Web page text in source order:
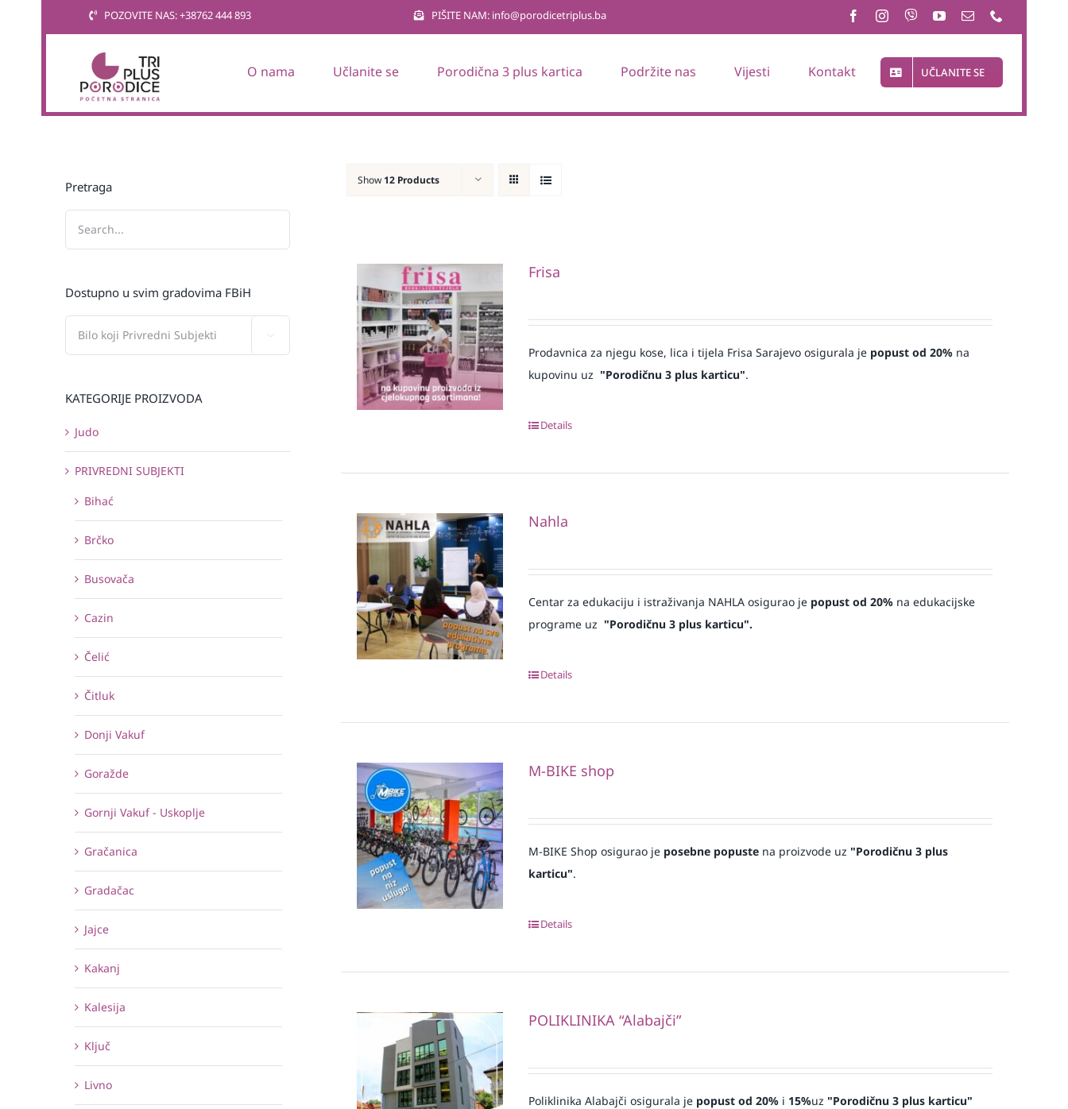
POZOVITE NAS: +38762 444 893 PIŠITE NAM: info@porodicetriplus.ba
O nama Učlanite se Porodična 3 plus kartica Podržite nas Vijesti Kontakt UČLANITE SE
Show 12 Products
Frisa
Prodavnica za njegu kose, lica i tijela Frisa Sarajevo osigurala je popust od 20%na
kupovinu uz "Porodičnu 3 plus karticu".
Details
Nahla
Centar za edukaciju i istraživanja NAHLA osigurao je popust od 20% na edukacijske
programe uz "Porodičnu 3 plus karticu".
Details
M-BIKE shop
M-BIKE Shop osigurao je posebne popustena proizvode uz "Porodičnu 3 plus
karticu".
Details
POLIKLINIKA “Alabajči”
Poliklinika Alabajči osigurala je popust od 20%i 15%uz "Porodičnu 3 plus karticu"
Pretraga
Dostupno u svim gradovima FBiH
KATEGORIJE PROIZVODA
Judo
PRIVREDNI SUBJEKTI
Bihać
Brčko
Busovača
Cazin
Čelić
Čitluk
Donji Vakuf
Goražde
Gornji Vakuf - Uskoplje
Gračanica
Gradačac
Jajce
Kakanj
Kalesija
Ključ
Livno